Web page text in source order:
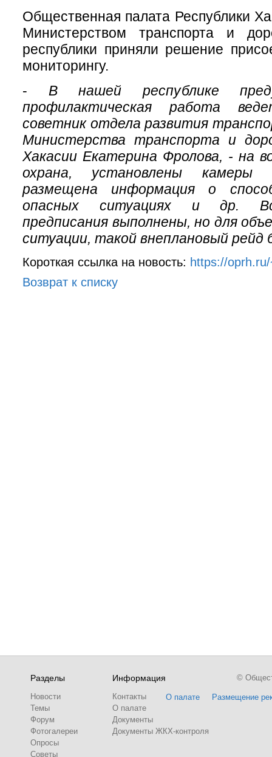
Общественная палата Республики
Министерством транспорта и
республики приняли решение
мониторингу.
- В нашей республике
профилактическая работа
советник отдела развития
Министерства транспорта и
Хакасии Екатерина Фролова, - на
охрана, установлены камеры
размещена информация о
опасных ситуациях и др.
предписания выполнены, но для
ситуации, такой внеплановый
Короткая ссылка на новость: https://
Возврат к списку
Разделы
Новости
Темы
Форум
Фотогалереи
Опросы
Советы
Информация
Контакты
О палате
Документы
Документы ЖКХ-контроля
О палате Размещение
©